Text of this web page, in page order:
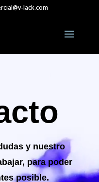
lack.com
y nuestro
para poder
posible.